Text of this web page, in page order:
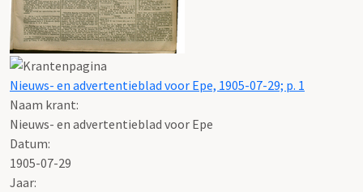
Nieuws- en advertentieblad voor Epe, 1905-07-29; p. 1
Naam krant:
Nieuws- en advertentieblad voor Epe
Datum:
1905-07-29
Jaar: